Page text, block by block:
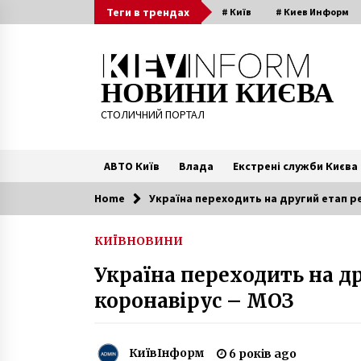
to
Теги в трендах # Київ # Киев Информ
НОВИНИ КИЄВА
СТОЛИЧНИЙ ПОРТАЛ
АВТО Київ Влада Екстрені служби Києва
Читають зараз
заявки на реєстрацію в Україні
російської COVID-вакцини
6 років ago
нездужання
Home Україна переходить на другий етап
КИЇВНОВИНИ
Україна переходить на
коронавірус – МОЗ
КиївІнформ 6 років ago